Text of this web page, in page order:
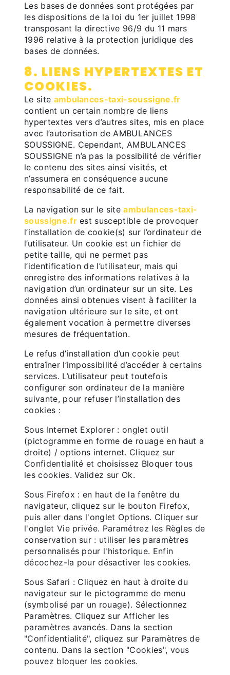
Les bases de données sont protégées par
les dispositions de la loi du 1er juillet 1998
transposant la directive 96/9 du 11 mars
1996 relative à la protection juridique des
bases de données.
8. LIENS HYPERTEXTES ET
COOKIES.
Le site ambulances-taxi-soussigne.fr
contient un certain nombre de liens
hypertextes vers d’autres sites, mis en place
avec l’autorisation de AMBULANCES
SOUSSIGNE. Cependant, AMBULANCES
SOUSSIGNE n’a pas la possibilité de vérifier
le contenu des sites ainsi visités, et
n’assumera en conséquence aucune
responsabilité de ce fait.
La navigation sur le siteambulances-taxi-
soussigne.frest susceptible de provoquer
l’installation de cookie(s) sur l’ordinateur de
l’utilisateur. Un cookie est un fichier de
petite taille, qui ne permet pas
l’identification de l’utilisateur, mais qui
enregistre des informations relatives à la
navigation d’un ordinateur sur un site. Les
données ainsi obtenues visent à faciliter la
navigation ultérieure sur le site, et ont
également vocation à permettre diverses
mesures de fréquentation.
Le refus d’installation d’un cookie peut
entraîner l’impossibilité d’accéder à certains
services. L’utilisateur peut toutefois
configurer son ordinateur de la manière
suivante, pour refuser l’installation des
cookies :
Sous Internet Explorer : onglet outil
(pictogramme en forme de rouage en haut a
droite) / options internet. Cliquez sur
Confidentialité et choisissez Bloquer tous
les cookies. Validez sur Ok.
Sous Firefox : en haut de la fenêtre du
navigateur, cliquez sur le bouton Firefox,
puis aller dans l'onglet Options. Cliquer sur
l'onglet Vie privée. Paramétrez les Règles de
conservation sur : utiliser les paramètres
personnalisés pour l'historique. Enfin
décochez-la pour désactiver les cookies.
Sous Safari : Cliquez en haut à droite du
navigateur sur le pictogramme de menu
(symbolisé par un rouage). Sélectionnez
Paramètres. Cliquez sur Afficher les
paramètres avancés. Dans la section
"Confidentialité", cliquez sur Paramètres de
contenu. Dans la section "Cookies", vous
pouvez bloquer les cookies.